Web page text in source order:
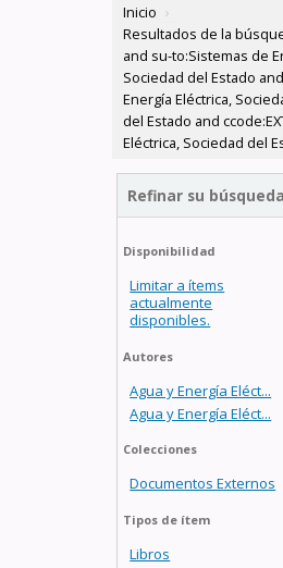
Inicio ›
Resultados de la
and su-to:Sistemas de
Sociedad del Estado
Energía Eléctrica,
del Estado and
Eléctrica, Sociedad del
Refinar su búsqueda
Disponibilidad
Limitar a ítems
actualmente
disponibles.
Autores
Agua y Energía Eléct...
Agua y Energía Eléct...
Colecciones
Documentos Externos
Tipos de ítem
Libros